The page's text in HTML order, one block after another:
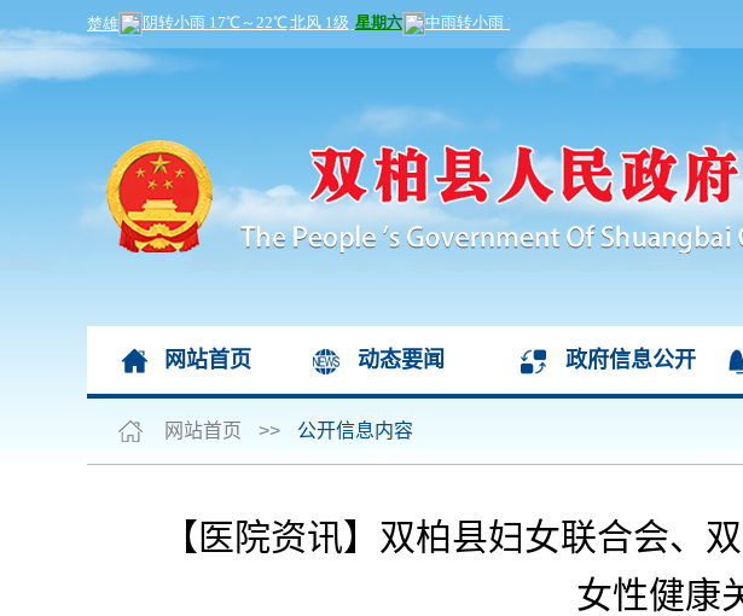
网站首页 动态要闻 政府信息公开
网站首页 >> 公开信息内容
【医院资讯】双柏县妇女联合会、
女性健康